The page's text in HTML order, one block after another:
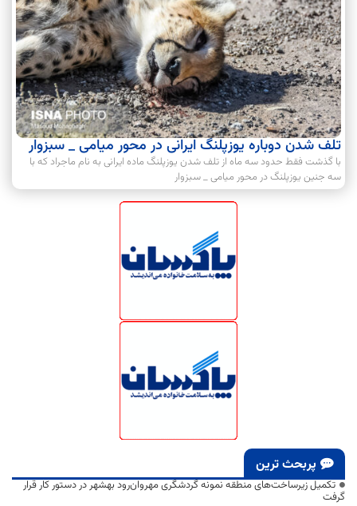
تلف شدن دوباره یوزپلنگ ایرانی در محور میامی _ سبزوار
با گذشت فقط حدود سه ماه از تلف شدن یوزپلنگ ماده ایرانی به نام ماجراد که با
سه جنین یوزپلنگ در محور میامی _ سبزوار
پربحث ترین
تکمیل زیرساخت‌های منطقه نمونه گردشگری مهروان‌رود بهشهر در دستور کار قرار
گرفت